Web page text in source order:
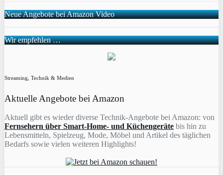
Neue Angebote bei Amazon Video
Wir empfehlen …
Streaming, Technik & Medien
Aktuelle Angebote bei Amazon
Aktuell gibt es wieder diverse Technik-Angebote bei Amazon: von
Fernsehern über Smart-Home- und Küchengeräte bis hin zu
Lebensmitteln, Spielzeug, Mode, Möbel und Artikel des täglichen
Bedarfs sowie vielen weiteren Highlights!